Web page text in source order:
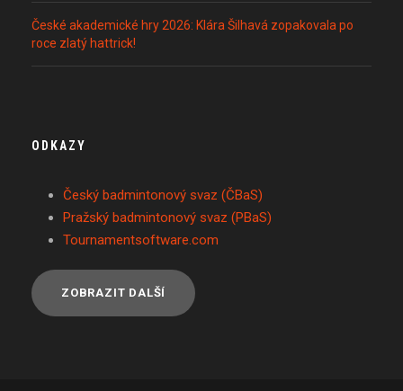
České akademické hry 2026: Klára Šilhavá zopakovala po
roce zlatý hattrick!
ODKAZY
Český badmintonový svaz (ČBaS)
Pražský badmintonový svaz (PBaS)
Tournamentsoftware.com
ZOBRAZIT DALŠÍ